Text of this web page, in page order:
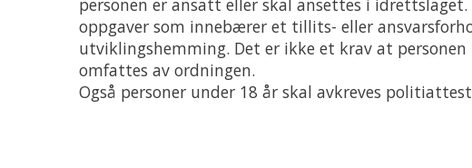
personen er ansatt eller skal ansettes i
oppgaver som innebærer et tillits- eller
utviklingshemming. Det er ikke et krav at
omfattes av ordningen.
Også personer under 18 år skal avkreves